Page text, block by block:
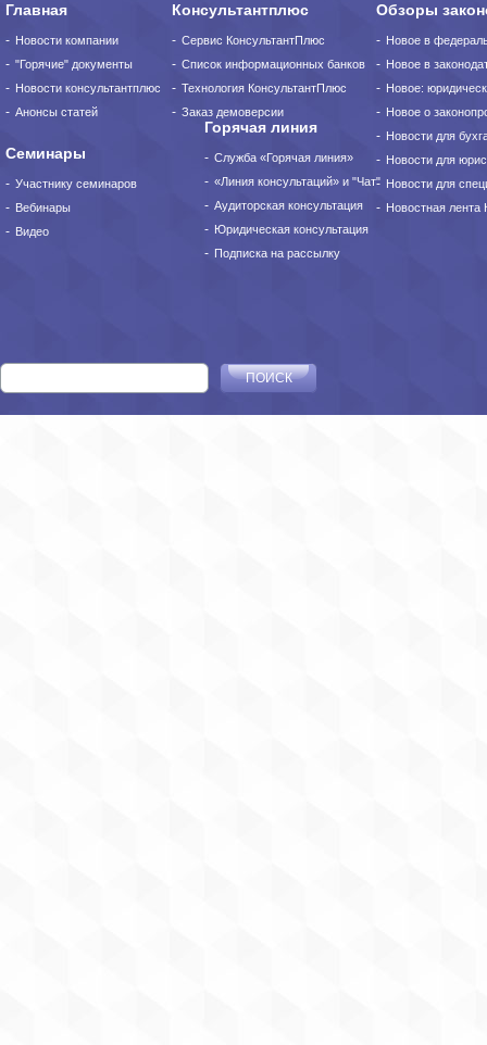
Главная
Новости компании
"Горячие" документы
Новости консультантплюс
Анонсы статей
Консультантплюс
Сервис КонсультантПлюс
Список информационных банков
Технология КонсультантПлюс
Заказ демоверсии
Обзоры
Новое в
Новое в
Новое:
Новое о
Новости для
Новости для
Новости для
Новостная лента
Горячая линия
Служба «Горячая линия»
«Линия консультаций» и "Чат"
Аудиторская консультация
Юридическая консультация
Подписка на рассылку
Семинары
Участнику семинаров
Вебинары
Видео